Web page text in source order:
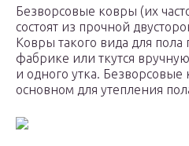
Безворсовые ковры (их
состоят из прочной
Ковры такого вида для пола
фабрике или ткутся
и одного утка.
основном для утепления